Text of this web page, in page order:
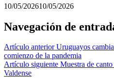
10/05/202610/05/2026
Navegación de
Artículo anterior Uruguayos
comienzo de la pandemia
Artículo siguiente Muestra de
Valdense